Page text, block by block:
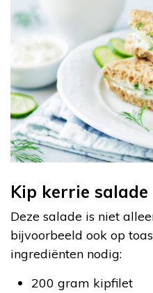
Kip kerrie salade
Deze salade is niet
bijvoorbeeld ook op
ingrediënten nodig:
200 gram kipfilet